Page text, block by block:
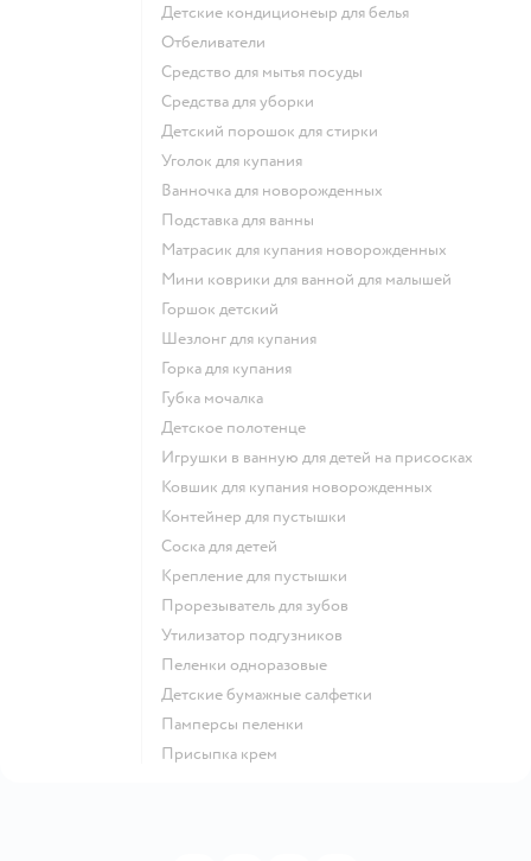
детские кондиционеыр для белья
отбеливатели
средство для мытья посуды
средства для уборки
детский порошок для стирки
уголок для купания
ванночка для новорожденных
подставка для ванны
матрасик для купания новорожденных
мини коврики для ванной для малышей
горшок детский
шезлонг для купания
горка для купания
губка мочалка
детское полотенце
игрушки в ванную для детей на присосках
ковшик для купания новорожденных
контейнер для пустышки
соска для детей
крепление для пустышки
прорезыватель для зубов
утилизатор подгузников
пеленки одноразовые
детские бумажные салфетки
памперсы пеленки
присыпка крем